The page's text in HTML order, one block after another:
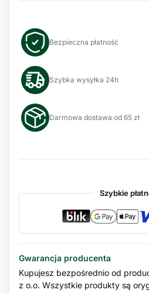
Bezpieczna płatność
Szybka wysyłka 24h
Darmowa dostawa od 65 zł
Szybkie
Gwarancja producenta
Kupujesz bezpośrednio od
z o.o. Wszystkie produkty są